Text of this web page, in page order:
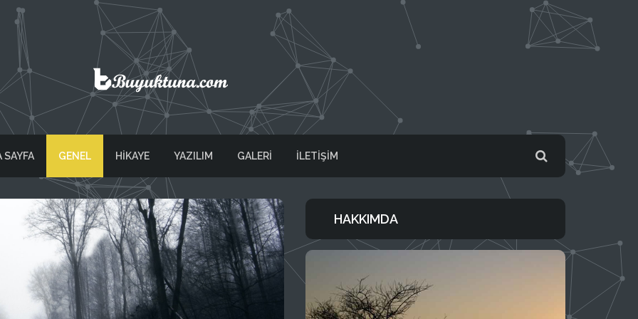
SAYFA GENEL HİKAYE YAZILIM GALERI İLETIŞIM
HAKKIMDA